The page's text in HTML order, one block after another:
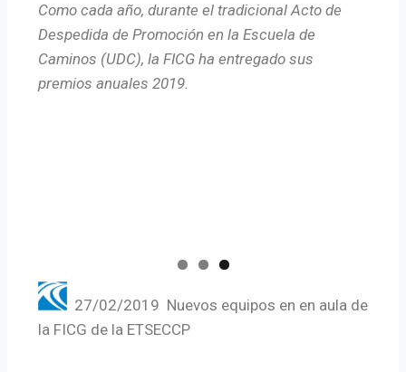
Como cada año, durante el tradicional Acto de
Despedida de Promoción en la Escuela de
Caminos (UDC), la FICG ha entregado sus
premios anuales 2019.
27/02/2019 Nuevos equipos en en aula de
la FICG de la ETSECCP